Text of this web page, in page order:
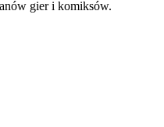
gier i komiksów.